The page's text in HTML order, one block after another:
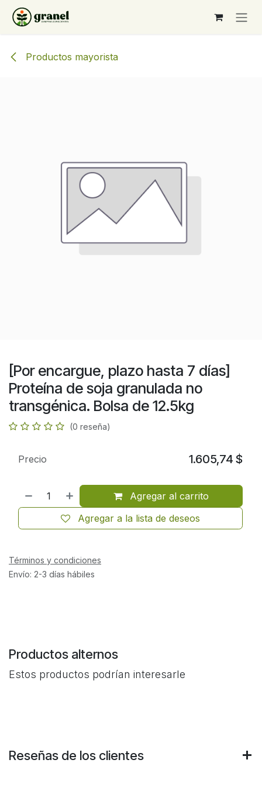
Ir al contenido
Productos mayorista
[Por encargue, plazo hasta 7 días]
Proteína de soja granulada no
transgénica. Bolsa de 12.5kg
(0 reseña)
Agregar al carrito
Agregar a la lista de deseos
Precio 1.605,74 $
Términos y condiciones
Envío: 2-3 días hábiles
Productos alternos
Estos productos podrían interesarle
Reseñas de los clientes